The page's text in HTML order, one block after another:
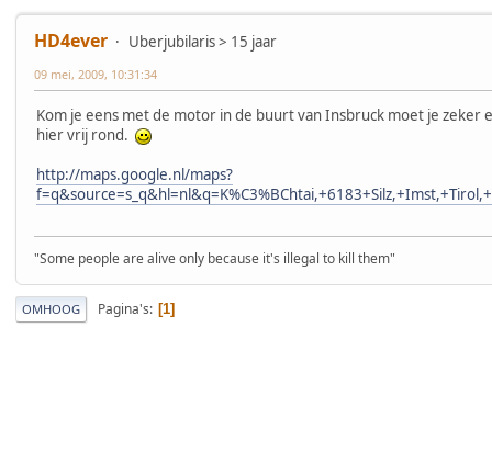
HD4ever Uberjubilaris > 15 jaar
09 mei, 2009, 10:31:34
Kom je eens met de motor in de buurt van Insbruck moet je
hier vrij rond.
http://maps.google.nl/maps?
"Some people are alive only because it's illegal to kill them"
OMHOOG Pagina's 1